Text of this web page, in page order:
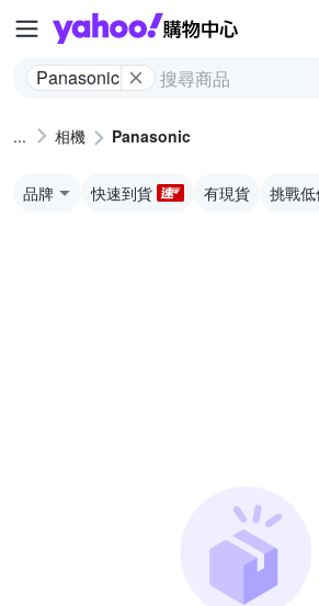
Yahoo購
Panasonic
相機 Panasonic
品牌 快速到貨 有現貨 挑戰